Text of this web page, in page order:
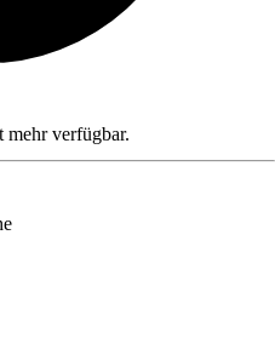
verfügbar.